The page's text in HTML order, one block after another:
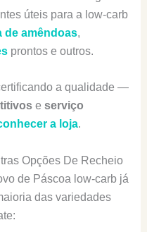
úteis para a low-carb
de amêndoas,
prontos e outros.
a qualidade —
e serviço
a loja.
Opções De Recheio
de Páscoa low-carb já
das variedades